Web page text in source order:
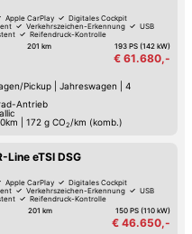
Apple CarPlay
Digitales Cockpit
Verkehrszeichen-Erkennung
USB
Reifendruck-Kontrolle
201 km 193 PS (142 kW)
€ 61.680,-
Pickup| Jahreswagen
4
Antrieb
172 g CO2 /km (komb.)
Line eTSI DSG
Apple CarPlay
Digitales Cockpit
Verkehrszeichen-Erkennung
USB
Reifendruck-Kontrolle
201 km 150 PS (110 kW)
€ 46.650,-